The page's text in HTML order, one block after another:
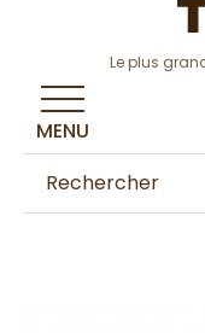
Le plus
MENU